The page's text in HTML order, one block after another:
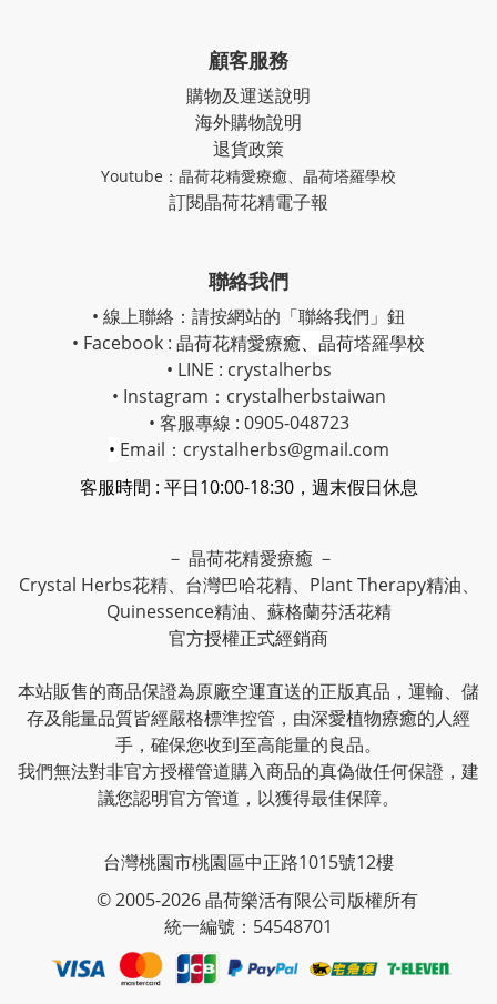
顧客服務
購物及運送說明
海外購物說明
退貨政策
Youtube： 晶荷花精愛療癒、 晶荷塔羅學校
訂閱晶荷花精電子報
聯絡我們
• 線上聯絡：請按網站的「聯絡我們」鈕
• Facebook : 晶荷花精愛療癒、 晶荷塔羅學校
• LINE : crystalherbs
• Instagram： crystalherbstaiwan
• 客服專線 : 0905-048723
• Email：crystalherbs@gmail.com
客服時間 : 平日10:00-18:30，週末假日休息
－ 晶荷花精愛療癒 －
Crystal Herbs花精、台灣巴哈花精、Plant Therapy精油、
Quinessence精油、蘇格蘭芬活花精
官方授權正式經銷商
本站販售的商品保證為原廠空運直送的正版真品，運輸、儲
存及能量品質皆經嚴格標準控管，由深愛植物療癒的人經
手，確保您收到至高能量的良品。
我們無法對非官方授權管道購入商品的真偽做任何保證，建
議您認明官方管道，以獲得最佳保障。
台灣桃園市桃園區中正路1015號12樓
© 2005-2026 晶荷樂活有限公司版權所有
統一編號：54548701